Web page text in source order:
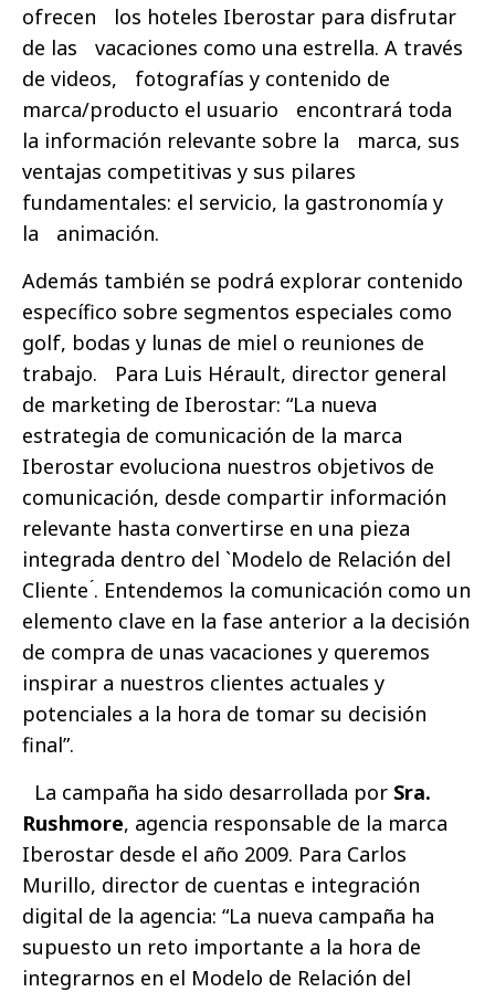
ofrecen los hoteles Iberostar para disfrutar
de las vacaciones como una estrella. A través
de videos, fotografías y contenido de
marca/producto el usuario encontrará toda
la información relevante sobre la marca, sus
ventajas competitivas y sus pilares
fundamentales: el servicio, la gastronomía y
la animación.
Además también se podrá explorar contenido
específico sobre segmentos especiales como
golf, bodas y lunas de miel o reuniones de
trabajo. Para Luis Hérault, director general
de marketing de Iberostar: “La nueva
estrategia de comunicación de la marca
Iberostar evoluciona nuestros objetivos de
comunicación, desde compartir información
relevante hasta convertirse en una pieza
integrada dentro del `Modelo de Relación del
Cliente ́. Entendemos la comunicación como un
elemento clave en la fase anterior a la decisión
de compra de unas vacaciones y queremos
inspirar a nuestros clientes actuales y
potenciales a la hora de tomar su decisión
final”.
La campaña ha sido desarrollada por Sra.
Rushmore, agencia responsable de la marca
Iberostar desde el año 2009. Para Carlos
Murillo, director de cuentas e integración
digital de la agencia: “La nueva campaña ha
supuesto un reto importante a la hora de
integrarnos en el Modelo de Relación del